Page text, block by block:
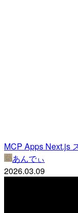
MCP Apps Next.js
あんでぃ
2026.03.09